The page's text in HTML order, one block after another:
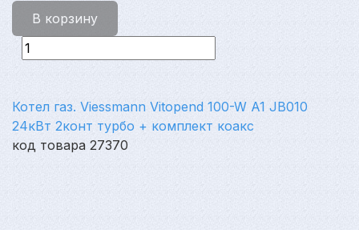
В корзину
Котел газ. Viessmann Vitopend 100-W A1 JB010
24кВт 2конт турбо + комплект коакс
код товара 27370